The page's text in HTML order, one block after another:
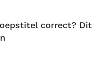
correct? Dit